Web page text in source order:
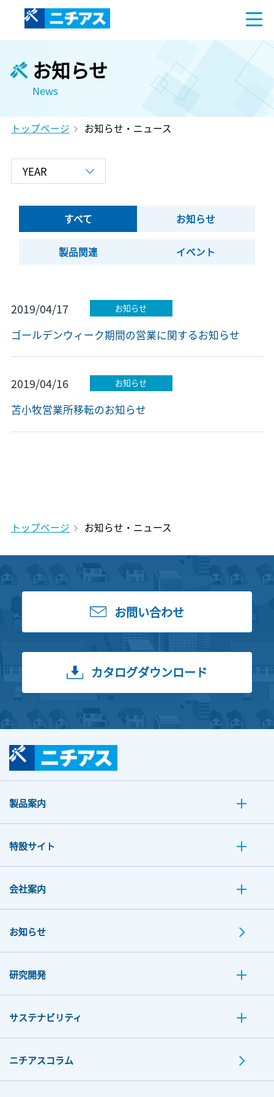
お知らせ
News
トップページ お知らせ・ニュース
すべて お知らせ
製品関連 イベント
2019/04/17 お知らせ
ゴールデンウィーク期間の営業に関するお知らせ
2019/04/16 お知らせ
苫小牧営業所移転のお知らせ
トップページ お知らせ・ニュース
お問い合わせ
カタログダウンロード
製品案内
特設サイト
会社案内
お知らせ
研究開発
サステナビリティ
ニチアスコラム